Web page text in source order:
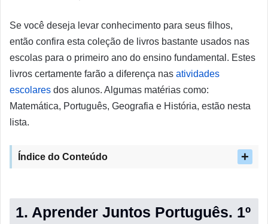
Se você deseja levar conhecimento para seus filhos,
então confira esta coleção de livros bastante usados nas
escolas para o primeiro ano do ensino fundamental. Estes
livros certamente farão a diferença nas atividades
escolares dos alunos. Algumas matérias como:
Matemática, Português, Geografia e História, estão nesta
lista.
Índice do Conteúdo
1. Aprender Juntos Português. 1º